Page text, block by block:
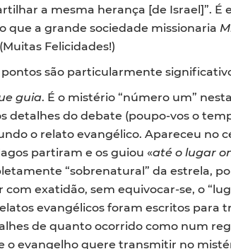
a mesma herança [de Israel]”.
que a grande sociedade missionaria
Felicidades!)
são particularmente
guia. É o mistério “número um”
detalhes do debate (poupo-vos o
o relato evangélico. Apareceu no
partiram e os guiou «até o lugar
“sobrenatural” da estrela,
com exatidão, sem equivocar-se, o
evangélicos foram escritos
de quanto ocorrido como num
o evangelho quere transmitir no